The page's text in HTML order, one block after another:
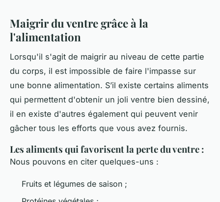
Maigrir du ventre grâce à la
l'alimentation
Lorsqu'il s'agit de maigrir au niveau de cette partie
du corps, il est impossible de faire l'impasse sur
une bonne alimentation. S’il existe certains aliments
qui permettent d'obtenir un joli ventre bien dessiné,
il en existe d'autres également qui peuvent venir
gâcher tous les efforts que vous avez fournis.
Les aliments qui favorisent la perte du ventre :
Nous pouvons en citer quelques-uns :
Fruits et légumes de saison ;